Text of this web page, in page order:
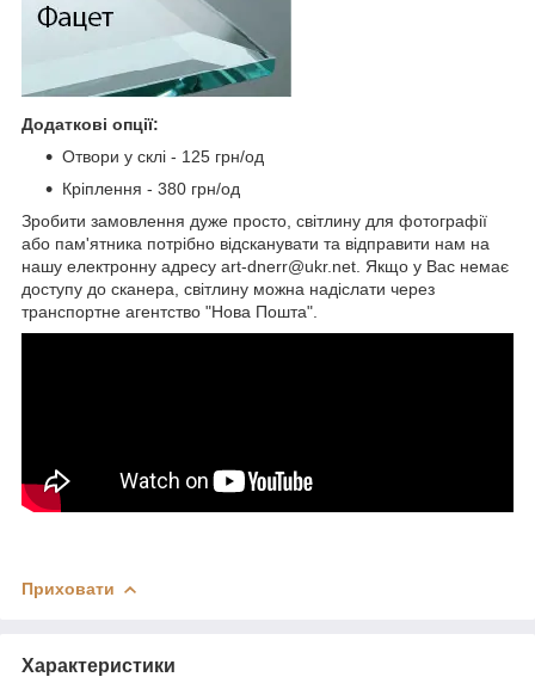
Додаткові опції:
Отвори у склі - 125 грн/од
Кріплення - 380 грн/од
Зробити замовлення дуже просто, світлину для фотографії
або пам'ятника потрібно відсканувати та відправити нам на
нашу електронну адресу art-dnerr@ukr.net. Якщо у Вас немає
доступу до сканера, світлину можна надіслати через
транспортне агентство "Нова Пошта".
Приховати
Характеристики